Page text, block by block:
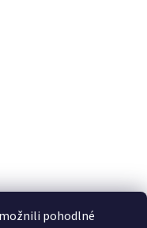
pohodlné